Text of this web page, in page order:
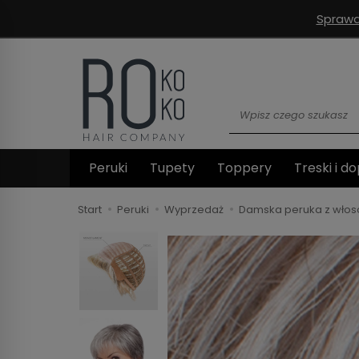
Peruki Tupety Toppery Treski i
Start Peruki Wyprzedaż Damska peruka z